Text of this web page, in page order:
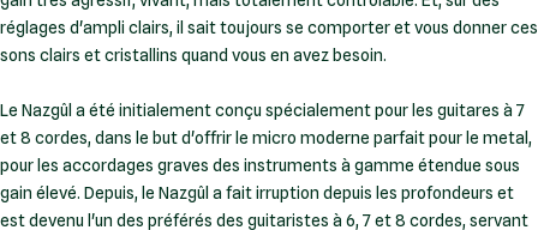
réglages d'ampli clairs, il sait toujours se comporter et vous donner ces
sons clairs et cristallins quand vous en avez besoin.
Le Nazgûl a été initialement conçu spécialement pour les guitares à 7
et 8 cordes, dans le but d'offrir le micro moderne parfait pour le metal,
pour les accordages graves des instruments à gamme étendue sous
gain élevé. Depuis, le Nazgûl a fait irruption depuis les profondeurs et
est devenu l'un des préférés des guitaristes à 6, 7 et 8 cordes, servant